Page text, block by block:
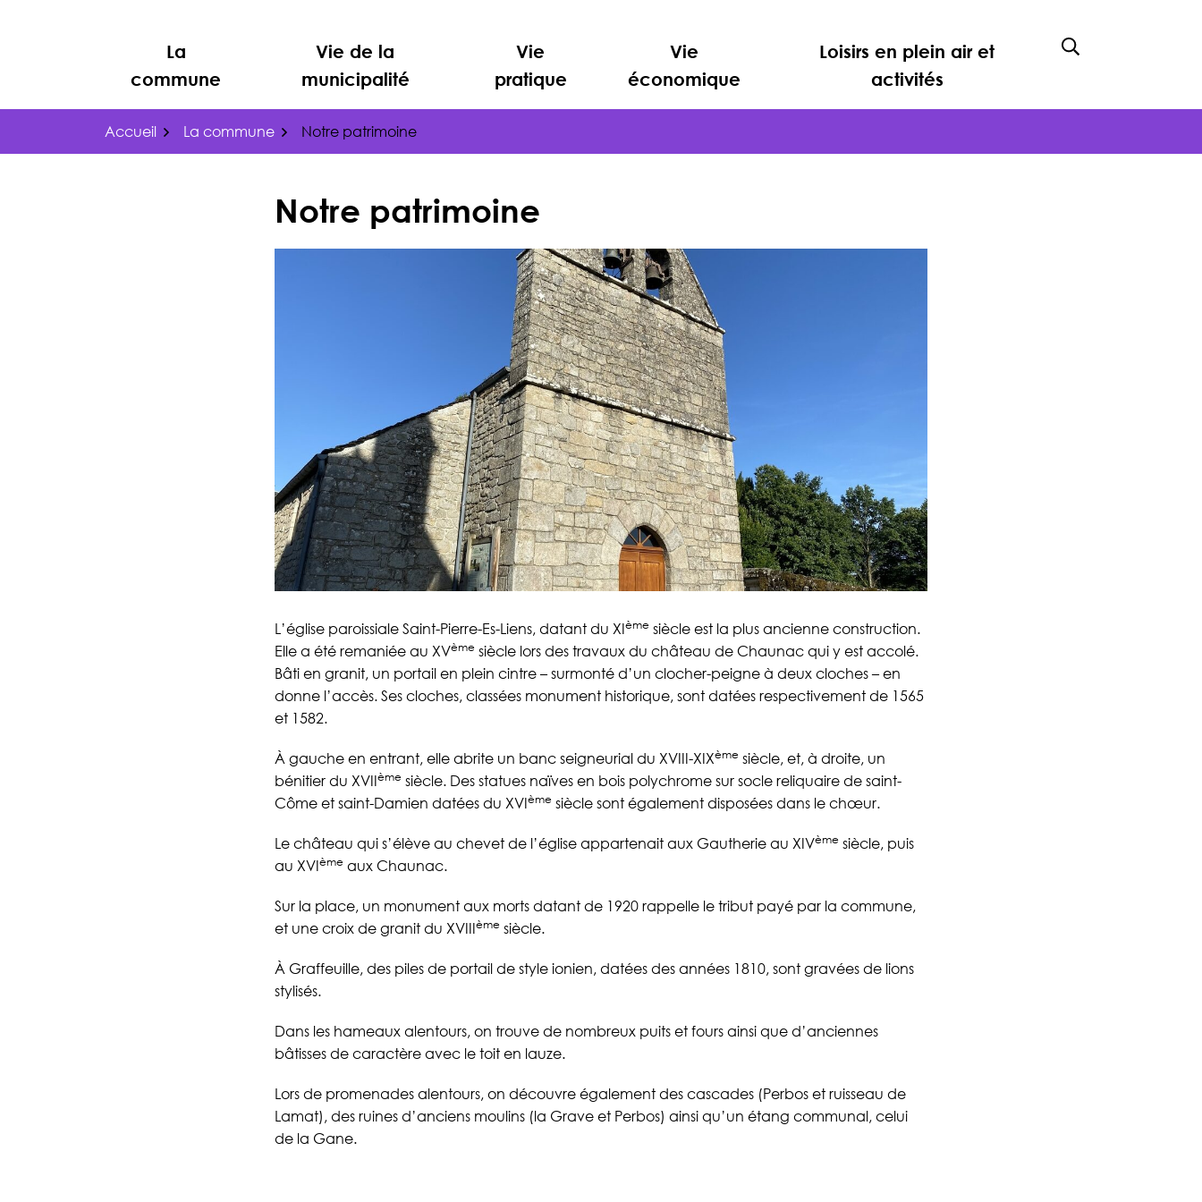
La
commune
Vie de la
municipalité
Vie
pratique
Vie
économique
Loisirs en plein air et
activités
Afficher la
Accueil La commune Notre patrimoine
Notre patrimoine
L’église paroissiale Saint-Pierre-Es-Liens, datant du XIème siècle est la plus ancienne construction.
Elle a été remaniée au XVème siècle lors des travaux du château de Chaunac qui y est accolé.
Bâti en granit, un portail en plein cintre – surmonté d’un clocher-peigne à deux cloches – en
donne l’accès. Ses cloches, classées monument historique, sont datées respectivement de 1565
et 1582.
À gauche en entrant, elle abrite un banc seigneurial du XVIII-XIXème siècle, et, à droite, un
bénitier du XVIIème siècle. Des statues naïves en bois polychrome sur socle reliquaire de saint-
Côme et saint-Damien datées du XVIème siècle sont également disposées dans le chœur.
Le château qui s’élève au chevet de l’église appartenait aux Gautherie au XIVème siècle, puis
au XVIème aux Chaunac.
Sur la place, un monument aux morts datant de 1920 rappelle le tribut payé par la commune,
et une croix de granit du XVIIIème siècle.
À Graffeuille, des piles de portail de style ionien, datées des années 1810, sont gravées de lions
stylisés.
Dans les hameaux alentours, on trouve de nombreux puits et fours ainsi que d’anciennes
bâtisses de caractère avec le toit en lauze.
Lors de promenades alentours, on découvre également des cascades (Perbos et ruisseau de
Lamat), des ruines d’anciens moulins (la Grave et Perbos) ainsi qu’un étang communal, celui
de la Gane.